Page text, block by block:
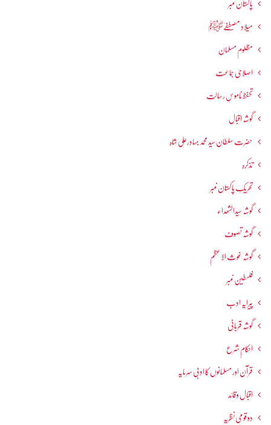
پاکستان نمبر
میلاد مصطفےٰﷺ
مظلوم مسلمان
اصلاحی جماعت
تحفظ ناموسِ رسالت
گوشہ اقبال
حضرت سلطان سید محمد بہادرعلی شاہ
تذکرہ
تحریکِ پاکستان نمبر
گوشہ سیدالشھداء
گوشہ تصوف
گوشہ غوث الاعظم
فلسطین نمبر
پیرایہ ادب
گوشہ قربانی
احکامِ شرع
قرآن اور مسلمانوں کا ادبی سرمایہ
اقبال و قائد
دو قومی نظریہ